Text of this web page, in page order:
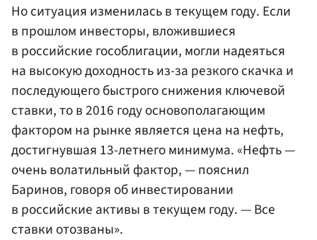
Но ситуация изменилась в текущем году. Если
в прошлом инвесторы, вложившиеся
в российские гособлигации, могли надеяться
на высокую доходность из-за резкого скачка и
последующего быстрого снижения ключевой
ставки, то в 2016 году основополагающим
фактором на рынке является цена на нефть,
достигнувшая 13-летнего минимума. «Нефть —
очень волатильный фактор, — пояснил
Баринов, говоря об инвестировании
в российские активы в текущем году. — Все
ставки отозваны».